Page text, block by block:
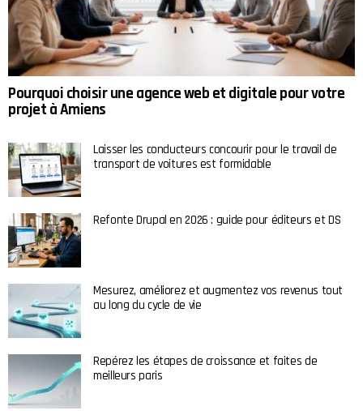
Pourquoi choisir une agence web et digitale pour votre
projet à Amiens
Laisser les conducteurs concourir pour le travail de
transport de voitures est formidable
Refonte Drupal en 2026 : guide pour éditeurs et DS
Mesurez, améliorez et augmentez vos revenus tout
au long du cycle de vie
Repérez les étapes de croissance et faites de
meilleurs paris